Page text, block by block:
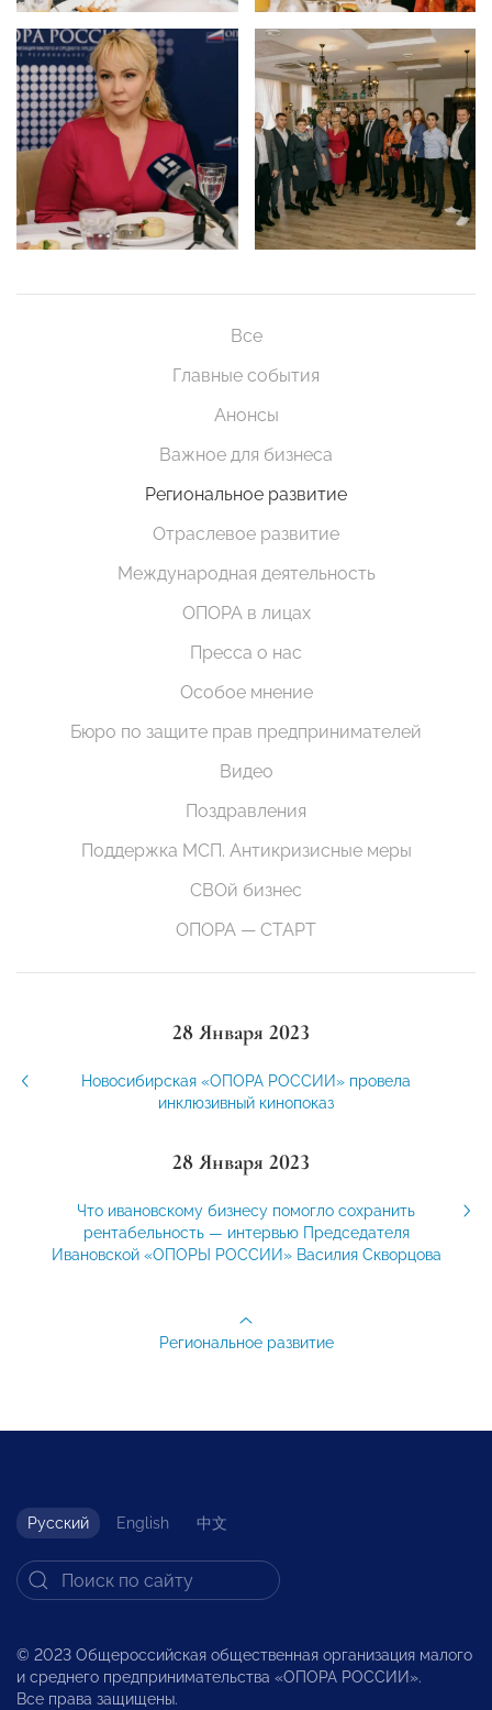
Все
Главные события
Анонсы
Важное для бизнеса
Региональное развитие
Отраслевое развитие
Международная деятельность
ОПОРА в лицах
Пресса о нас
Особое мнение
Бюро по защите прав предпринимателей
Видео
Поздравления
Поддержка МСП. Антикризисные меры
СВОй бизнес
ОПОРА — СТАРТ
28 Января 2023
Новосибирская «ОПОРА РОССИИ» провела
инклюзивный кинопоказ
28 Января 2023
Что ивановскому бизнесу помогло сохранить
рентабельность — интервью Председателя
Ивановской «ОПОРЫ РОССИИ» Василия Скворцова
Региональное развитие
Русский English 中文
© 2023 Общероссийская общественная организация малого
и среднего предпринимательства «ОПОРА РОССИИ».
Все права защищены.